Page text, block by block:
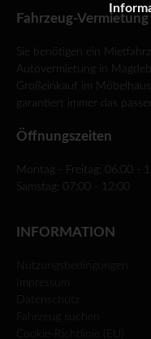
Fahrzeug-
Sie benötigen ein
Autovermietung in
Großeinkauf im
garantiert immer das
Öffnungszeiten
Montag - Freitag: 06:00 -
Samstag: 07:00 - 12:00
INFORMATION
Nutzungsbedingungen
Fahrzeug suchen
Cookie-Richtlinie (EU)